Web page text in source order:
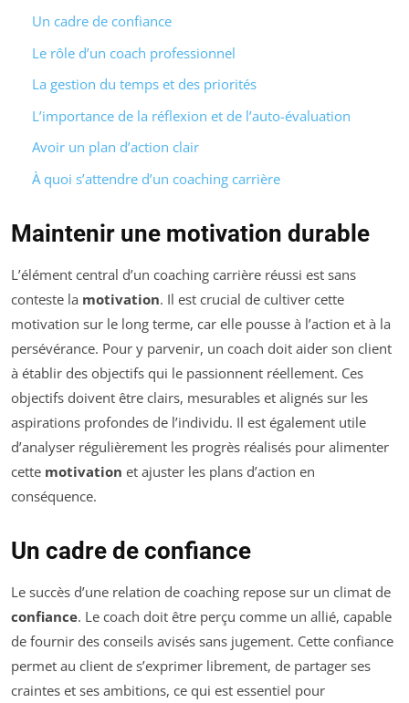
Un cadre de confiance
Le rôle d’un coach professionnel
La gestion du temps et des priorités
L’importance de la réflexion et de l’auto-évaluation
Avoir un plan d’action clair
À quoi s’attendre d’un coaching carrière
Maintenir une motivation durable
L’élément central d’un coaching carrière réussi est sans
conteste la motivation. Il est crucial de cultiver cette
motivation sur le long terme, car elle pousse à l’action et à la
persévérance. Pour y parvenir, un coach doit aider son client
à établir des objectifs qui le passionnent réellement. Ces
objectifs doivent être clairs, mesurables et alignés sur les
aspirations profondes de l’individu. Il est également utile
d’analyser régulièrement les progrès réalisés pour alimenter
cette motivation et ajuster les plans d’action en
conséquence.
Un cadre de confiance
Le succès d’une relation de coaching repose sur un climat de
confiance. Le coach doit être perçu comme un allié, capable
de fournir des conseils avisés sans jugement. Cette confiance
permet au client de s’exprimer librement, de partager ses
craintes et ses ambitions, ce qui est essentiel pour